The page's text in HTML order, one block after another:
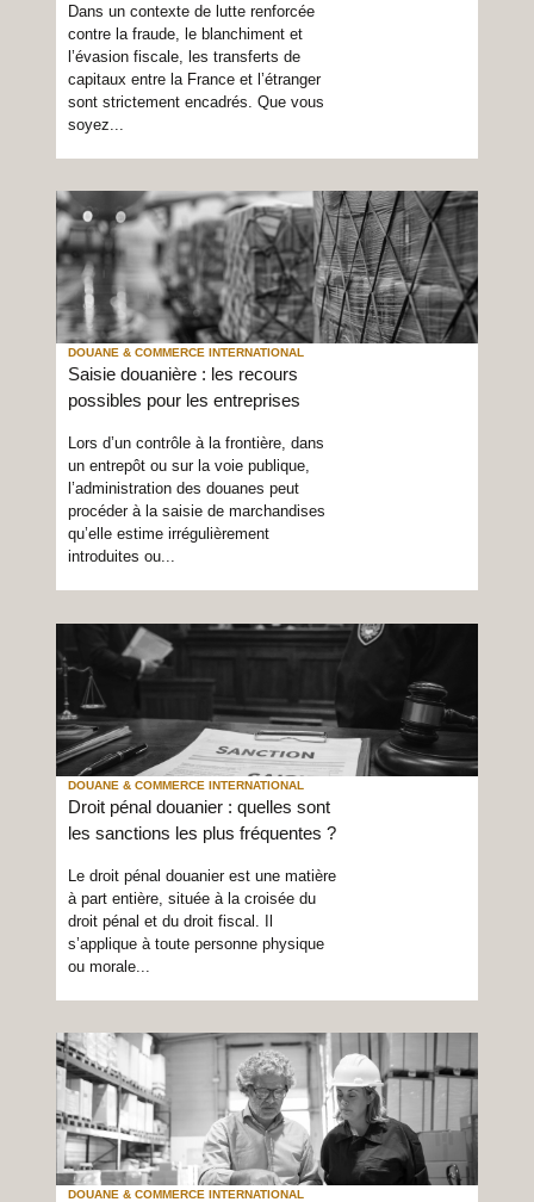
Dans un contexte de lutte renforcée
contre la fraude, le blanchiment et
l’évasion fiscale, les transferts de
capitaux entre la France et l’étranger
sont strictement encadrés. Que vous
soyez...
DOUANE & COMMERCE INTERNATIONAL
Saisie douanière : les recours
possibles pour les entreprises
Lors d’un contrôle à la frontière, dans
un entrepôt ou sur la voie publique,
l’administration des douanes peut
procéder à la saisie de marchandises
qu’elle estime irrégulièrement
introduites ou...
DOUANE & COMMERCE INTERNATIONAL
Droit pénal douanier : quelles sont
les sanctions les plus fréquentes ?
Le droit pénal douanier est une matière
à part entière, située à la croisée du
droit pénal et du droit fiscal. Il
s’applique à toute personne physique
ou morale...
DOUANE & COMMERCE INTERNATIONAL